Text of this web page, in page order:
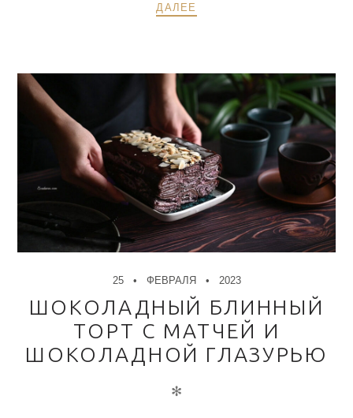
ДАЛЕЕ
25 ФЕВРАЛЯ 2023
ШОКОЛАДНЫЙ БЛИННЫЙ
ТОРТ С МАТЧЕЙ И
ШОКОЛАДНОЙ ГЛАЗУРЬЮ
✻